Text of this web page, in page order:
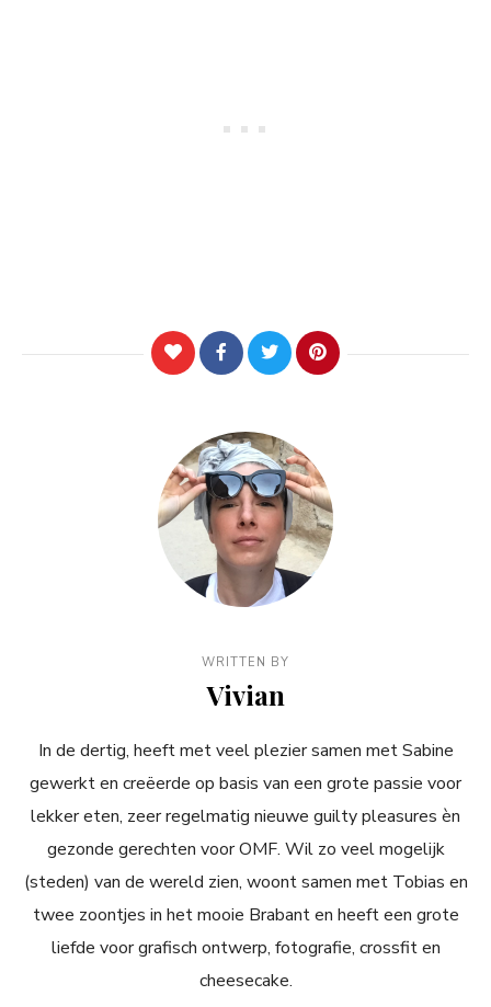
WRITTEN BY
Vivian
In de dertig, heeft met veel plezier samen met Sabine
gewerkt en creëerde op basis van een grote passie voor
lekker eten, zeer regelmatig nieuwe guilty pleasures èn
gezonde gerechten voor OMF. Wil zo veel mogelijk
(steden) van de wereld zien, woont samen met Tobias en
twee zoontjes in het mooie Brabant en heeft een grote
liefde voor grafisch ontwerp, fotografie, crossfit en
cheesecake.